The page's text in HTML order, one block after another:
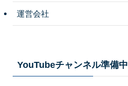
運営会社
YouTubeチャンネル準備中